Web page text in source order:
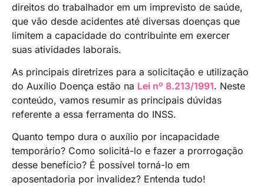
direitos do trabalhador em um imprevisto de saúde,
que vão desde acidentes até diversas doenças que
limitem a capacidade do contribuinte em exercer
suas atividades laborais.
As principais diretrizes para a solicitação e utilização
do Auxílio Doença estão na Lei nº 8.213/1991. Neste
conteúdo, vamos resumir as principais dúvidas
referente a essa ferramenta do INSS.
Quanto tempo dura o auxílio por incapacidade
temporário? Como solicitá-lo e fazer a prorrogação
desse benefício? É possível torná-lo em
aposentadoria por invalidez? Entenda tudo!